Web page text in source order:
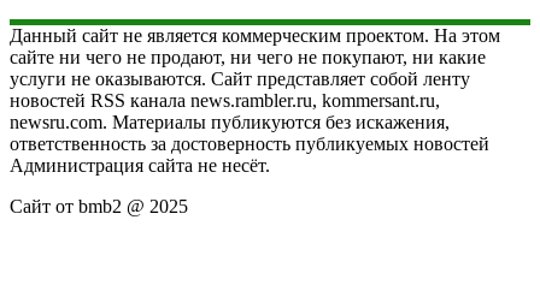
Данный сайт не является коммерческим проектом. На этом
сайте ни чего не продают, ни чего не покупают, ни какие
услуги не оказываются. Сайт представляет собой ленту
новостей RSS канала news.rambler.ru, kommersant.ru,
newsru.com. Материалы публикуются без искажения,
ответственность за достоверность публикуемых новостей
Администрация сайта не несёт.
Сайт от bmb2 @ 2025